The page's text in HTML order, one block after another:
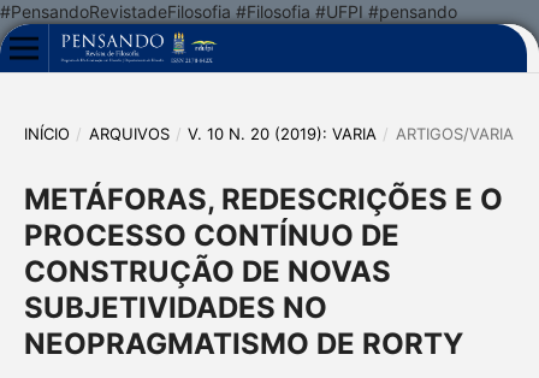
#PensandoRevistadeFilosofia #Filosofia #UFPI #pensando
INÍCIO / ARQUIVOS / V. 10 N. 20 (2019): VARIA / ARTIGOS/VARIA
METÁFORAS, REDESCRIÇÕES E O
PROCESSO CONTÍNUO DE
CONSTRUÇÃO DE NOVAS
SUBJETIVIDADES NO
NEOPRAGMATISMO DE RORTY